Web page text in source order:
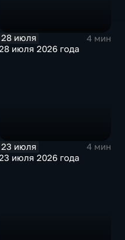
28 июля
4 мин
июля 2026 года
23 июля
4 мин
июля 2026 года